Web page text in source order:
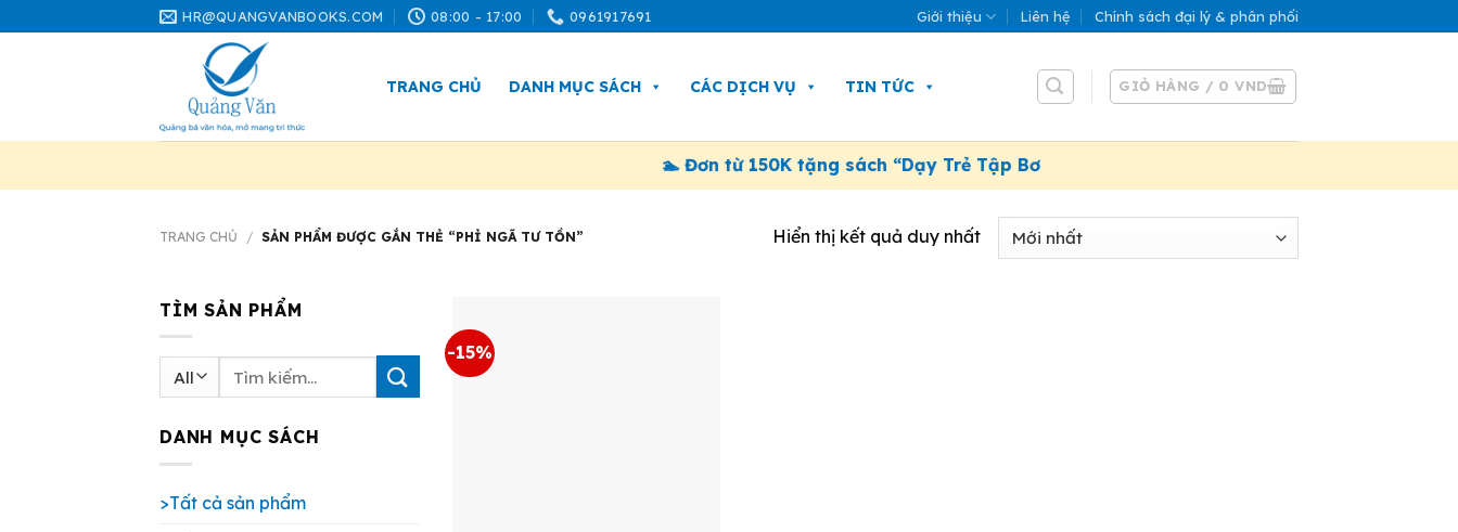
to
HR@QUANGVANBOOKS.COM 08:00 - 17:00 0961917691 Giới thiệu Liên hệ Chính sách đại lý & phân phối
TRANG CHỦ DANH MỤC SÁCH CÁC DỊCH VỤ TIN TỨC GIỎ HÀNG / 0VND
🏊 Đơn từ 150K tặng sách “Dạy Trẻ Tập Bơi”. Áp dụng đến 31/07/2026
TRANG CHỦ / SẢN PHẨM ĐƯỢC GẮN THẺ “PHỈ NGÃ TƯ TỒN” Hiển thị kết quả duy nhất
TÌM SẢN PHẨM
Tìm
DANH MỤC SÁCH
>Tất cả sản phẩm
-15%